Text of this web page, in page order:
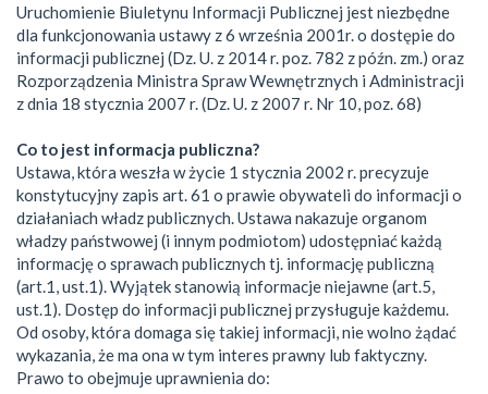
Uruchomienie Biuletynu Informacji Publicznej jest niezbędne
dla funkcjonowania ustawy z 6 września 2001r. o dostępie do
informacji publicznej (Dz. U. z 2014 r. poz. 782 z późn. zm.) oraz
Rozporządzenia Ministra Spraw Wewnętrznych i Administracji
z dnia 18 stycznia 2007 r. (Dz. U. z 2007 r. Nr 10, poz. 68)
Co to jest informacja publiczna?
Ustawa, która weszła w życie 1 stycznia 2002 r. precyzuje
konstytucyjny zapis art. 61 o prawie obywateli do informacji o
działaniach władz publicznych. Ustawa nakazuje organom
władzy państwowej (i innym podmiotom) udostępniać każdą
informację o sprawach publicznych tj. informację publiczną
(art.1, ust.1). Wyjątek stanowią informacje niejawne (art.5,
ust.1). Dostęp do informacji publicznej przysługuje każdemu.
Od osoby, która domaga się takiej informacji, nie wolno żądać
wykazania, że ma ona w tym interes prawny lub faktyczny.
Prawo to obejmuje uprawnienia do: